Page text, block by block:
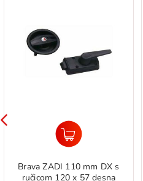
Brava ZADI 110 mm DX s
ručicom 120 x 57 desna